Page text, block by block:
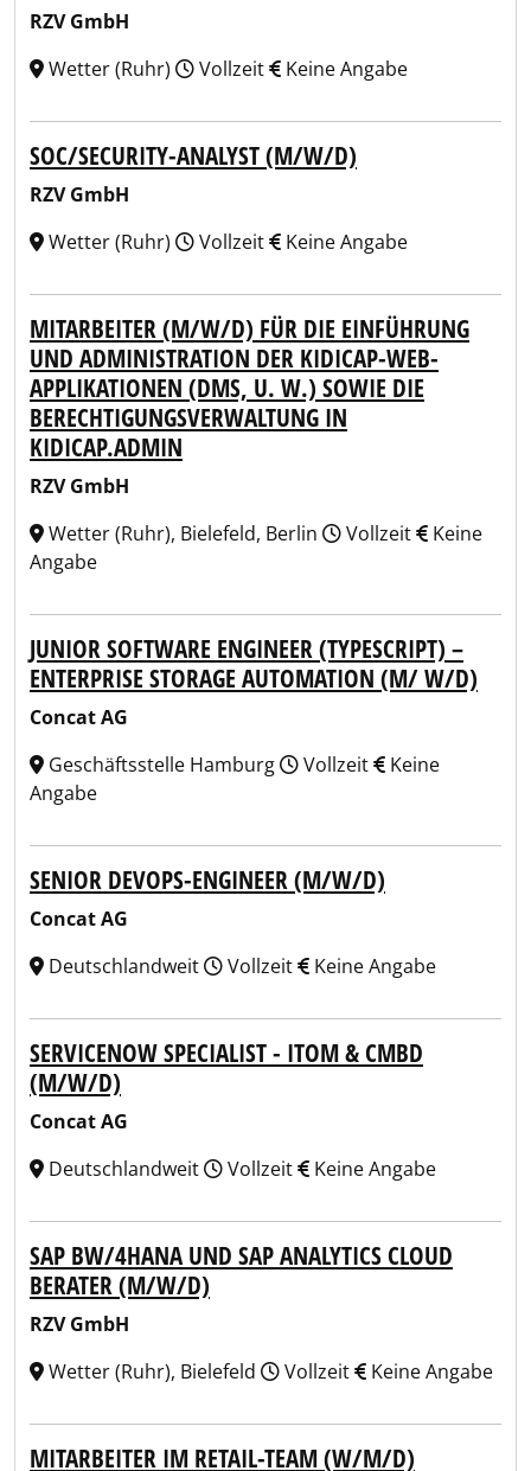
RZV GmbH
Wetter (Ruhr)
Vollzeit Keine Angabe
SOC/SECURITY-ANALYST (M/W/D)
RZV GmbH
Wetter (Ruhr)
Vollzeit Keine Angabe
MITARBEITER (M/W/D) FÜR DIE EINFÜHRUNG
UND ADMINISTRATION DER KIDICAP-WEB-
APPLIKATIONEN (DMS, U. W.) SOWIE DIE
BERECHTIGUNGSVERWALTUNG IN
KIDICAP.ADMIN
RZV GmbH
Wetter (Ruhr), Bielefeld, Berlin
Vollzeit
Keine
Angabe
JUNIOR SOFTWARE ENGINEER (TYPESCRIPT) –
ENTERPRISE STORAGE AUTOMATION (M/ W/D)
Concat AG
Geschäftsstelle Hamburg
Vollzeit
Keine
Angabe
SENIOR DEVOPS-ENGINEER (M/W/D)
Concat AG
Deutschlandweit
Vollzeit Keine Angabe
SERVICENOW SPECIALIST - ITOM & CMBD
(M/W/D)
Concat AG
Deutschlandweit
Vollzeit Keine Angabe
SAP BW/4HANA UND SAP ANALYTICS CLOUD
BERATER (M/W/D)
RZV GmbH
Wetter (Ruhr), Bielefeld
Vollzeit Keine Angabe
MITARBEITER IM RETAIL-TEAM (W/M/D)